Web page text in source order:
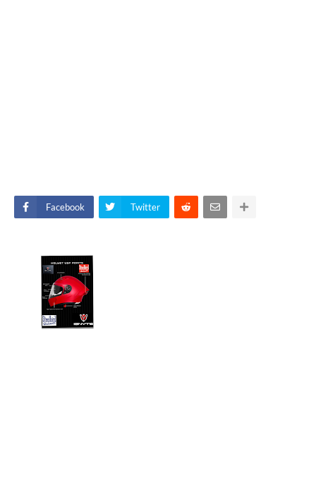
Facebook Twitter